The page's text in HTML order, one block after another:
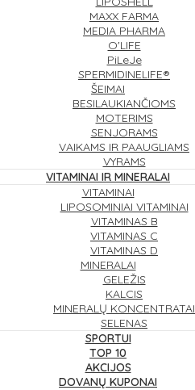
MAXX FARMA
MEDIA PHARMA
O'LIFE
PiLeJe
SPERMIDINELIFE®
ŠEIMAI
BESILAUKIANČIOMS
MOTERIMS
SENJORAMS
VAIKAMS IR PAAUGLIAMS
VYRAMS
VITAMINAI IR MINERALAI
VITAMINAI
LIPOSOMINIAI VITAMINAI
VITAMINAS B
VITAMINAS C
VITAMINAS D
MINERALAI
GELEŽIS
KALCIS
MINERALŲ KONCENTRATAI
SELENAS
SPORTUI
TOP 10
AKCIJOS
DOVANŲ KUPONAI